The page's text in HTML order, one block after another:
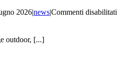
2026|news|Commenti disabilitati
outdoor, [...]